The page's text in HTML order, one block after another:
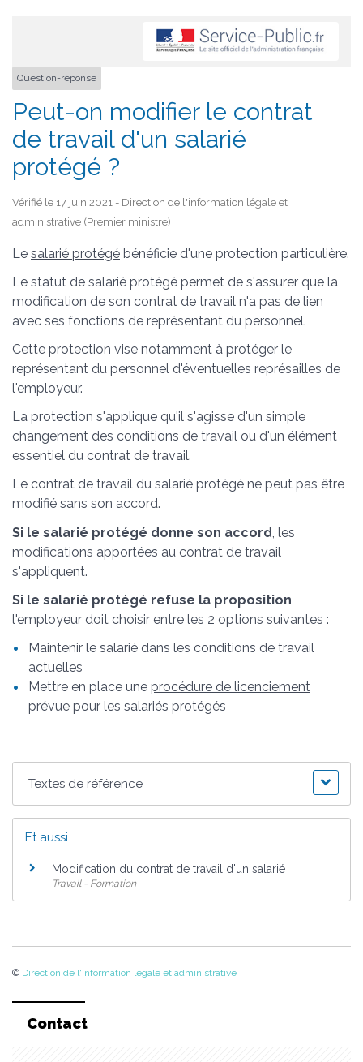
Question-réponse
Peut-on modifier le contrat
de travail d'un salarié
protégé ?
Vérifié le 17 juin 2021 - Direction de l'information légale et
administrative (Premier ministre)
Le salarié protégé bénéficie d'une protection particulière.
Le statut de salarié protégé permet de s'assurer que la
modification de son contrat de travail n'a pas de lien
avec ses fonctions de représentant du personnel.
Cette protection vise notamment à protéger le
représentant du personnel d'éventuelles représailles de
l'employeur.
La protection s'applique qu'il s'agisse d'un simple
changement des conditions de travail ou d'un élément
essentiel du contrat de travail.
Le contrat de travail du salarié protégé ne peut pas être
modifié sans son accord.
Si le salarié protégé donne son accord , les
modifications apportées au contrat de travail
s'appliquent.
Si le salarié protégé refuse la proposition
l'employeur doit choisir entre les 2 options suivantes :
Maintenir le salarié dans les conditions de travail
actuelles
Mettre en place une procédure de licenciement
prévue pour les salariés protégés
Textes de référence
Et aussi
Modification du contrat de travail d'un salarié
Travail - Formation
© Direction de l'information légale et administrative
Contact